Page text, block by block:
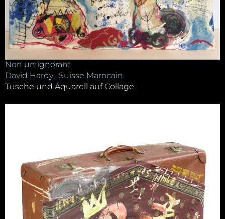
Non un ignorant
David Hardy . Suisse Marocain
Tusche und Aquarell auf Collage